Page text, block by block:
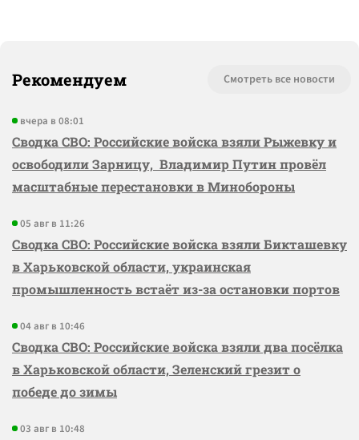
Рекомендуем Смотреть все новости
вчера в 08:01
Сводка СВО: Российские войска взяли Рыжевку и
освободили Зарницу, Владимир Путин провёл
масштабные перестановки в Минобороны
05 авг в 11:26
Сводка СВО: Российские войска взяли Бикташевку
в Харьковской области, украинская
промышленность встаёт из-за остановки портов
04 авг в 10:46
Сводка СВО: Российские войска взяли два посёлка
в Харьковской области, Зеленский грезит о
победе до зимы
03 авг в 10:48